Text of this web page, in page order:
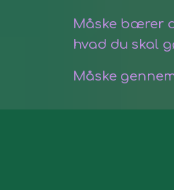
Måske bærer
hvad du skal
Måske